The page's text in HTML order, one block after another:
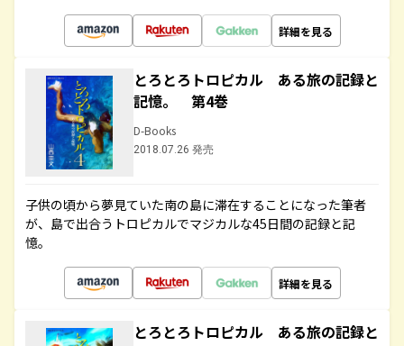
詳細を見る
とろとろトロピカル ある旅の記録と
記憶。 第4巻
D-Books
2018.07.26 発売
子供の頃から夢見ていた南の島に滞在することになった筆者
が、島で出合うトロピカルでマジカルな45日間の記録と記
憶。
詳細を見る
とろとろトロピカル ある旅の記録と